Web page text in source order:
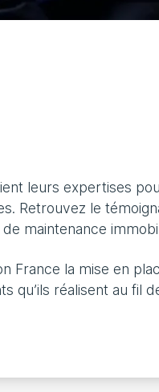
leurs expertises
Retrouvez le
maintenance
France la mise en
qu’ils réalisent au fil